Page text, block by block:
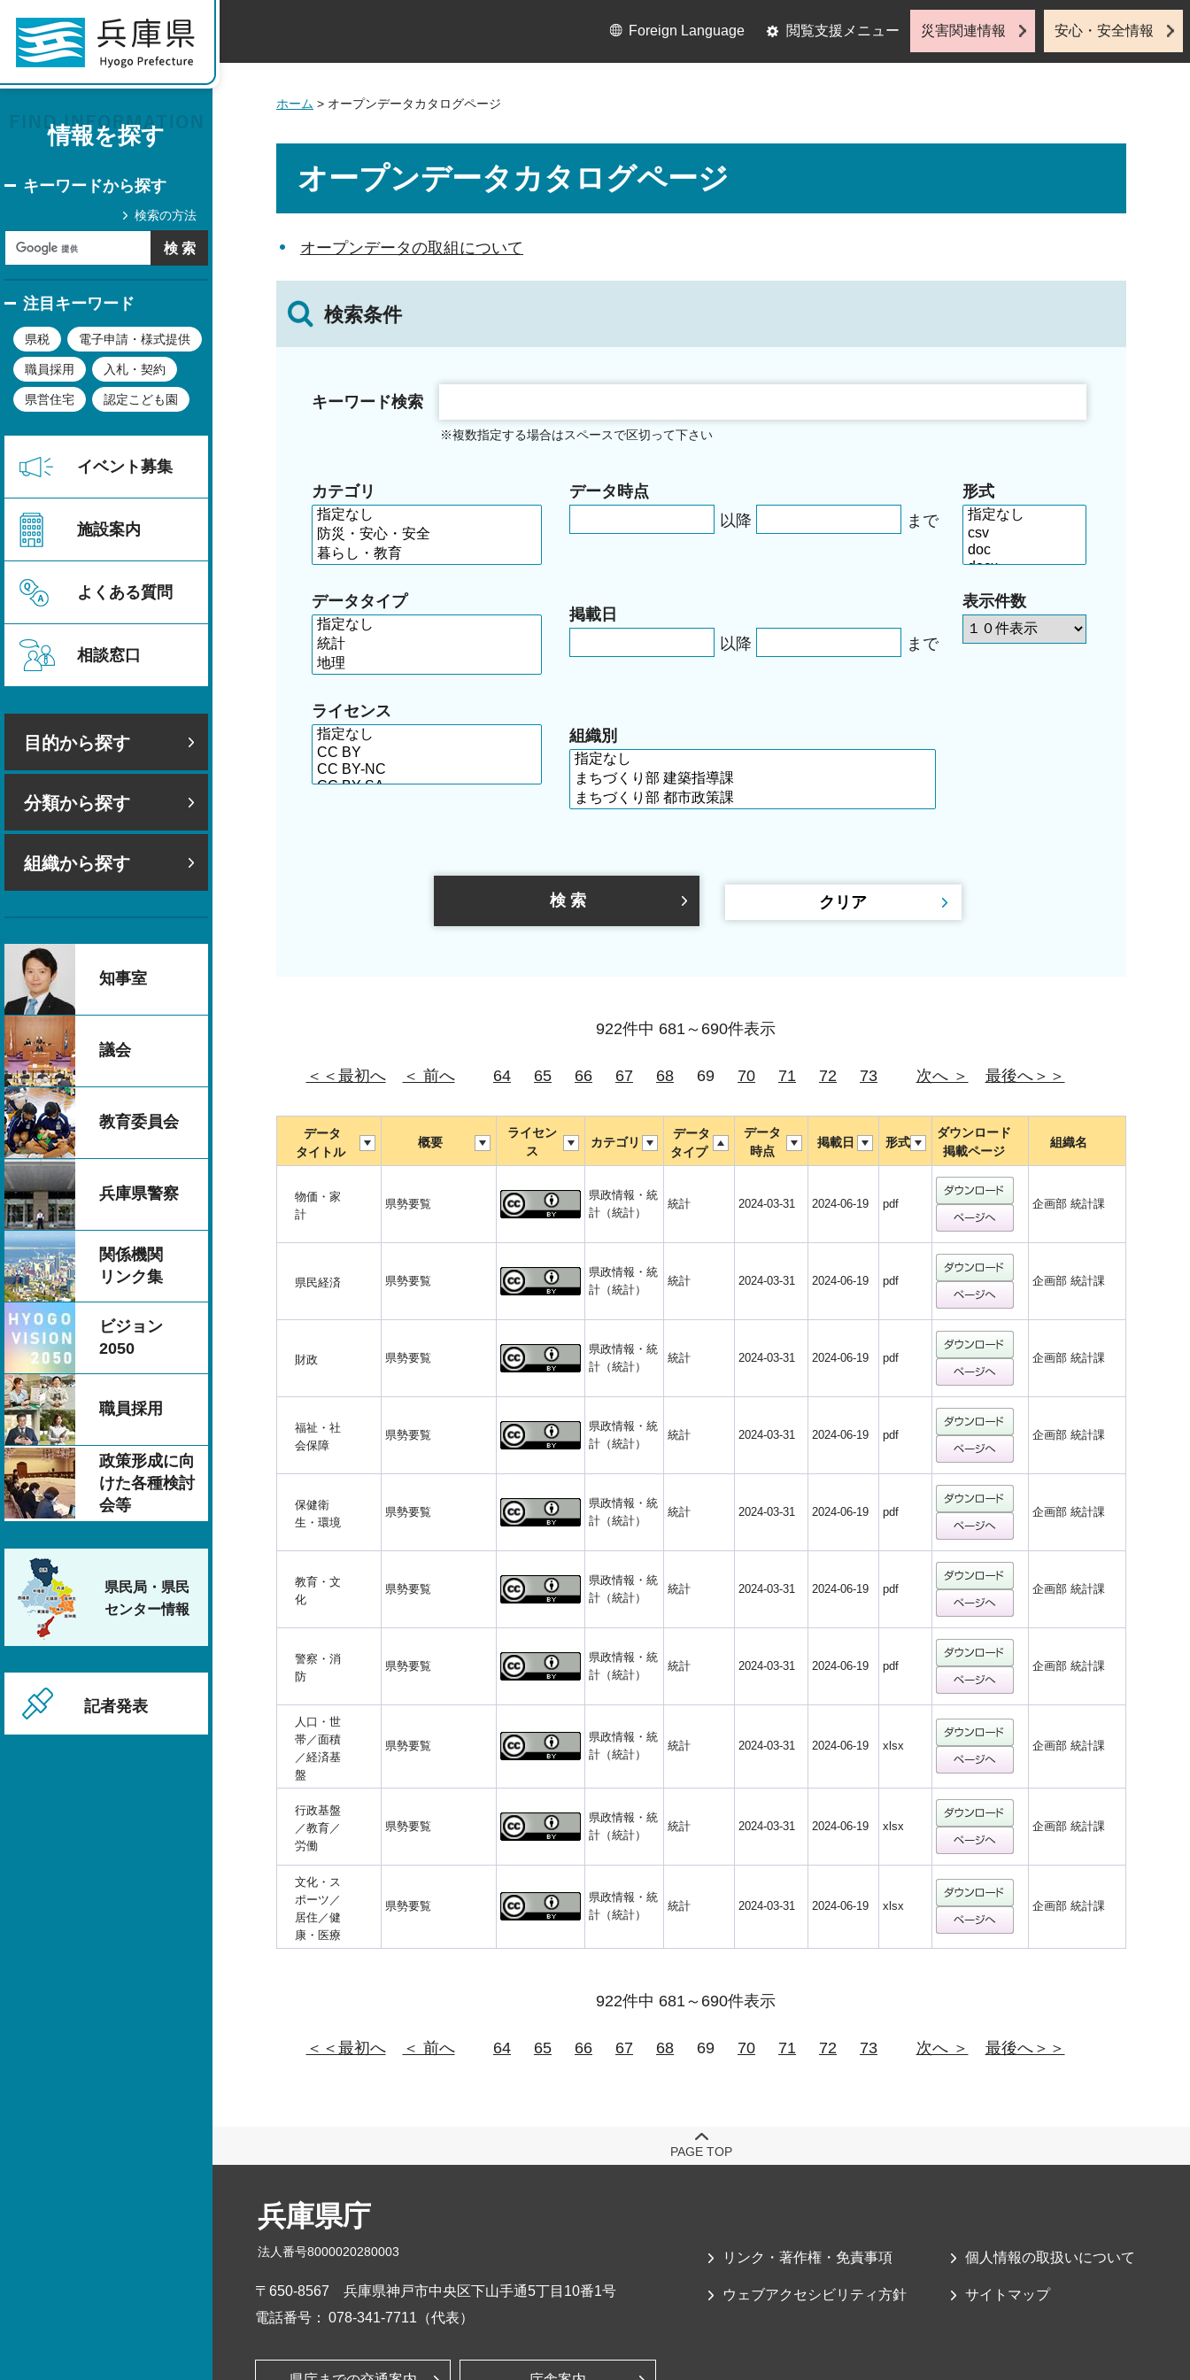
情報を探す
キーワードから探す
検索の方法
注目キーワード
県税 電子申請・様式提供
職員採用 入札・契約
県営住宅 認定こども園
イベント募集
施設案内
よくある質問
相談窓口
目的から探す
分類から探す
組織から探す
知事室
議会
教育委員会
兵庫県警察
関係機関
リンク集
ビジョン
2050
職員採用
政策形成に向
けた各種検討
会等
県民局・県民
センター情報
記者発表
Foreign Language 閲覧支援メニュー 災害関連情報 安心・安全情報
ホーム > オープンデータカタログページ
オープンデータカタログページ
オープンデータの取組について
検索条件
キーワード検索
※複数指定する場合はスペースで区切って下さい
カテゴリ
データタイプ
ライセンス
データ時点
以降
まで
掲載日
以降
まで
形式
表示件数
組織別
922件中 681～690件表示
＜＜最初へ ＜ 前へ 64 65 66 67 68 69 70 71 72 73 次へ ＞ 最後へ＞＞
データ
タイトル
概要
ライセン
ス
カテゴリ
データ
タイプ
データ
時点
掲載日 形式
ダウンロード
掲載ページ
組織名
物価・家
計
県勢要覧
県政情報・統
計（統計）
統計 2024-03-31 2024-06-19 pdf 企画部 統計課
県民経済 県勢要覧
県政情報・統
計（統計）
統計 2024-03-31 2024-06-19 pdf 企画部 統計課
財政 県勢要覧
県政情報・統
計（統計）
統計 2024-03-31 2024-06-19 pdf 企画部 統計課
福祉・社
会保障
県勢要覧
県政情報・統
計（統計）
統計 2024-03-31 2024-06-19 pdf 企画部 統計課
保健衛
生・環境
県勢要覧
県政情報・統
計（統計）
統計 2024-03-31 2024-06-19 pdf 企画部 統計課
教育・文
化
県勢要覧
県政情報・統
計（統計）
統計 2024-03-31 2024-06-19 pdf 企画部 統計課
警察・消
防
県勢要覧
県政情報・統
計（統計）
統計 2024-03-31 2024-06-19 pdf 企画部 統計課
人口・世
帯／面積
／経済基
盤
県勢要覧
県政情報・統
計（統計）
統計 2024-03-31 2024-06-19 xlsx 企画部 統計課
行政基盤
／教育／
労働
県勢要覧
県政情報・統
計（統計）
統計 2024-03-31 2024-06-19 xlsx 企画部 統計課
文化・ス
ポーツ／
居住／健
康・医療
県勢要覧
県政情報・統
計（統計）
統計 2024-03-31 2024-06-19 xlsx 企画部 統計課
922件中 681～690件表示
＜＜最初へ ＜ 前へ 64 65 66 67 68 69 70 71 72 73 次へ ＞ 最後へ＞＞
PAGE TOP
兵庫県庁
法人番号8000020280003
〒650-8567
兵庫県神戸市中央区下山手通5丁目10番1号
電話番号： 078-341-7711（代表）
リンク・著作権・免責事項 個人情報の取扱いについて
ウェブアクセシビリティ方針 サイトマップ